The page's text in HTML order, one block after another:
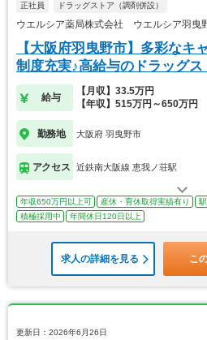
正社員 ドラッグストア（調剤併設）
ウエルシア薬局株式会社 ウエルシア羽曳
【大阪府羽曳野市】多彩なキ
制度充実♪高給与のドラッグ
給与
【月収】33.5万円
【年収】515万円～650万円
勤務地 大阪府 羽曳野市
アクセス 近鉄南大阪線 恵我ノ荘駅
年収650万円以上可 産休・育休取得実績有り
積極採用中
年間休日120日以上
求人の詳細を見る こ
更新日：2026年6月26日